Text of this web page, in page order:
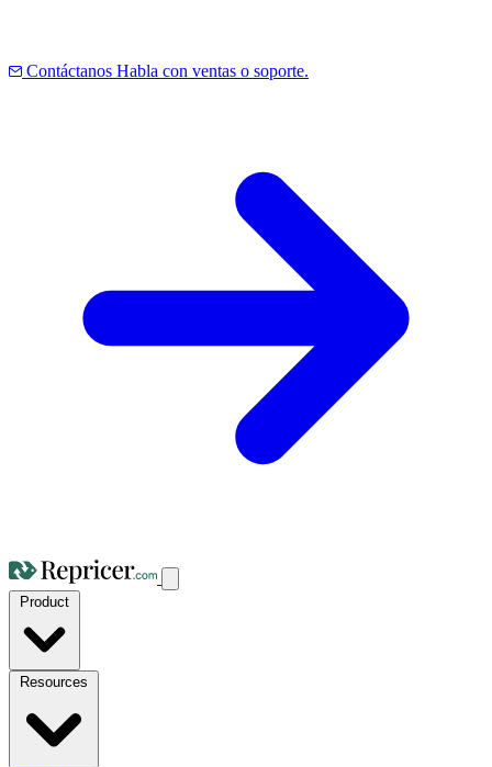
Contáctanos Habla con ventas o soporte.